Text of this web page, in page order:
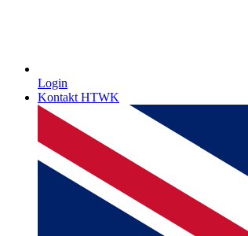
Login
Kontakt HTWK